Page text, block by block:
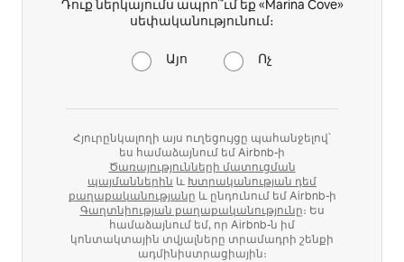
Դուք ներկայումս ապրո՞ւմ եք «Marina Cove»
սեփականությունում։
Այո Ոչ
Հյուրընկալողի այս ուղեցույցը պահանջելով՝
ես համաձայնում եմ Airbnb-ի
Ծառայությունների մատուցման
պայմաններին և Խտրականության դեմ
քաղաքականությանը և ընդունում եմ Airbnb-ի
Գաղտնիության քաղաքականությունը։ Ես
համաձայնում եմ, որ Airbnb-ն իմ
կոնտակտային տվյալները տրամադրի շենքի
ադմինիստրացիային։